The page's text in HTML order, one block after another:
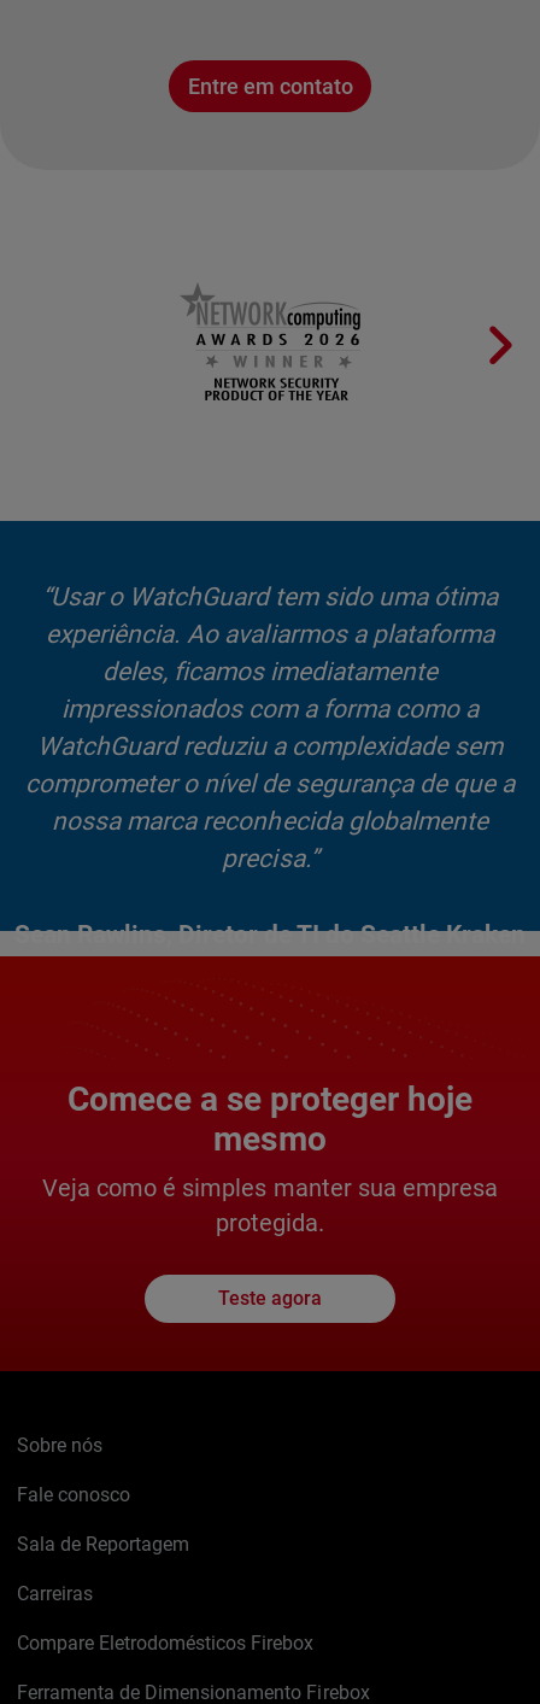
Entre em contato
“Usar o WatchGuard tem sido uma ótima
experiência. Ao avaliarmos a plataforma
deles, ficamos imediatamente
impressionados com a forma como a
WatchGuard reduziu a complexidade sem
comprometer o nível de segurança de que a
nossa marca reconhecida globalmente
precisa.”
Sean Rawlins, Diretor de TI do Seattle Kraken
Comece a se proteger hoje
mesmo
Veja como é simples manter sua empresa
protegida.
Teste agora
Sobre nós
Fale conosco
Sala de Reportagem
Carreiras
Compare Eletrodomésticos Firebox
Ferramenta de Dimensionamento Firebox